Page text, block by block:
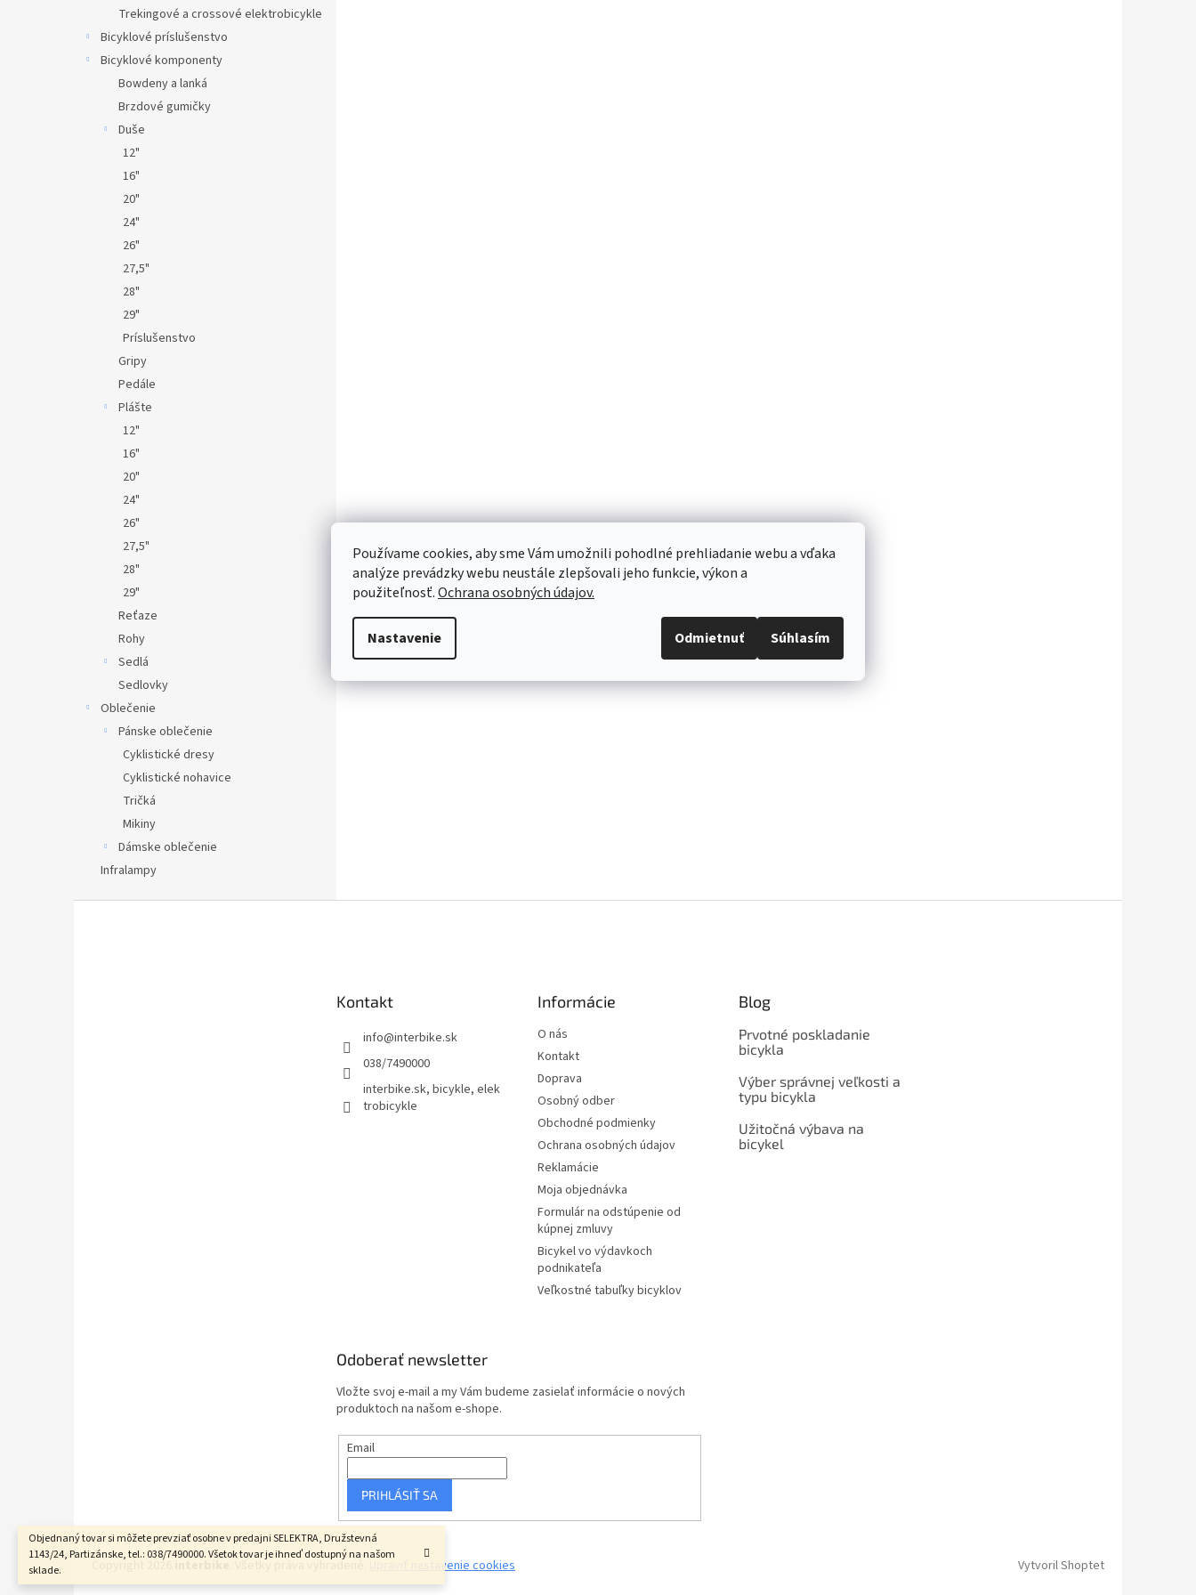
Používame cookies, aby sme Vám umožnili pohodlné prehliadanie webu a vďaka
analýze prevádzky webu neustále zlepšovali jeho funkcie, výkon a
použiteľnosť.Ochrana osobných údajov.
Nastavenie Odmietnuť Súhlasím
Objednaný tovar si môžete prevziať osobne v predajni SELEKTRA, Družstevná
1143/24, Partizánske, tel.: 038/7490000. Všetok tovar je ihneď dostupný na našom
sklade.
Trekingové a crossové elektrobicykle
Bicyklové príslušenstvo
Bicyklové komponenty
Bowdeny a lanká
Brzdové gumičky
Duše
12"
16"
20"
24"
26"
27,5"
28"
29"
Príslušenstvo
Gripy
Pedále
Plášte
12"
16"
20"
24"
26"
27,5"
28"
29"
Reťaze
Rohy
Sedlá
Sedlovky
Oblečenie
Pánske oblečenie
Cyklistické dresy
Cyklistické nohavice
Tričká
Mikiny
Dámske oblečenie
Infralampy
Kontakt
info@interbike.sk
038/7490000
interbike.sk, bicykle, elek
trobicykle
Informácie
O nás
Kontakt
Doprava
Osobný odber
Obchodné podmienky
Ochrana osobných údajov
Reklamácie
Moja objednávka
Formulár na odstúpenie od
kúpnej zmluvy
Bicykel vo výdavkoch
podnikateľa
Veľkostné tabuľky bicyklov
Blog
Prvotné poskladanie
bicykla
Výber správnej veľkosti a
typu bicykla
Užitočná výbava na
bicykel
Odoberať newsletter
Vložte svoj e-mail a my Vám budeme zasielať informácie o nových
produktoch na našom e-shope.
Email
PRIHLÁSIŤ SA
Vytvoril Shoptet
Copyright 2026 Upraviť nastavenie cookies